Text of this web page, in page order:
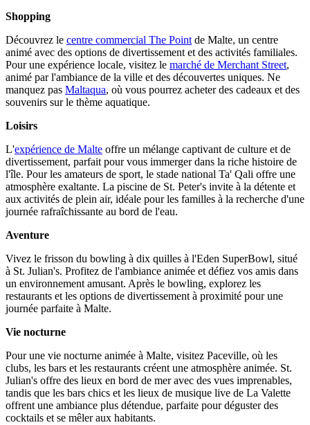
Shopping
Découvrez le centre commercial The Point de Malte, un centre
animé avec des options de divertissement et des activités familiales.
Pour une expérience locale, visitez le marché de Merchant Street,
animé par l'ambiance de la ville et des découvertes uniques. Ne
manquez pas Maltaqua, où vous pourrez acheter des cadeaux et des
souvenirs sur le thème aquatique.
Loisirs
L'expérience de Malte offre un mélange captivant de culture et de
divertissement, parfait pour vous immerger dans la riche histoire de
l'île. Pour les amateurs de sport, le stade national Ta' Qali offre une
atmosphère exaltante. La piscine de St. Peter's invite à la détente et
aux activités de plein air, idéale pour les familles à la recherche d'une
journée rafraîchissante au bord de l'eau.
Aventure
Vivez le frisson du bowling à dix quilles à l'Eden SuperBowl, situé
à St. Julian's. Profitez de l'ambiance animée et défiez vos amis dans
un environnement amusant. Après le bowling, explorez les
restaurants et les options de divertissement à proximité pour une
journée parfaite à Malte.
Vie nocturne
Pour une vie nocturne animée à Malte, visitez Paceville, où les
clubs, les bars et les restaurants créent une atmosphère animée. St.
Julian's offre des lieux en bord de mer avec des vues imprenables,
tandis que les bars chics et les lieux de musique live de La Valette
offrent une ambiance plus détendue, parfaite pour déguster des
cocktails et se mêler aux habitants.